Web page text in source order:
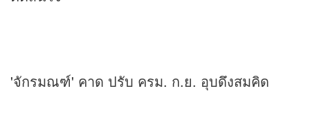
'จักรมณฑ์' คาด ปรับ ครม. ก.ย. อุบดึงสมคิด